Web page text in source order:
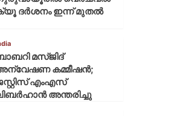
ദര്‍ശനം ഇന്ന് മുതല്‍
മസ്ജിദ്
കമ്മീഷന്‍;
എംഎസ്
അന്തരിച്ചു